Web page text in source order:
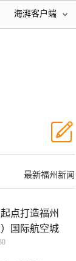
海湃客户端
最新福州新闻
点打造福州
）国际航空城